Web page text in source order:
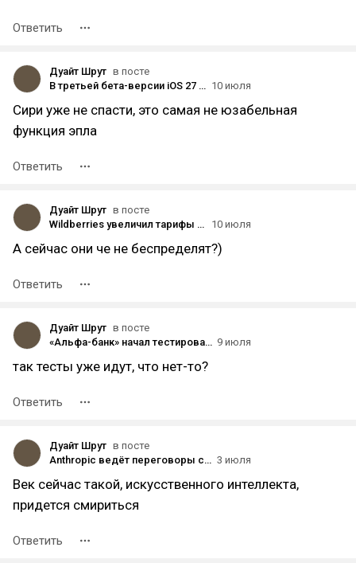
Ответить
Дуайт Шрут в посте
В третьей бета-версии iOS 27 нашли тестовую функцию для доступа Siri AI к сторонним приложениям 10 июля
Сири уже не спасти, это самая не юзабельная
функция эпла
Ответить
Дуайт Шрут в посте
Wildberries увеличил тарифы на перевозку товаров со склада на склад — для тех, кто впервые подключает услугу
10 июля
А сейчас они че не беспределят?)
Ответить
Дуайт Шрут в посте
«Альфа-банк» начал тестировать торги криптовалютой в брокерском приложении среди квалифицированных инвесторов 9 июля
так тесты уже идут, что нет-то?
Ответить
Дуайт Шрут в посте
Anthropic ведёт переговоры с Samsung о разработке собственного ИИ-чипа — The Information 3 июля
Век сейчас такой, искусственного интеллекта,
придется смириться
Ответить